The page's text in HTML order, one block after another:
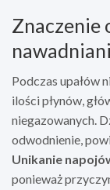
Znaczenie
Podczas upałów
ilości płynów,
niegazowanych.
odwodnienie,
Unikanie
ponieważ